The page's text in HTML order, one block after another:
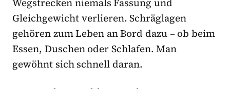
Gleichgewicht verlieren. Schräglagen
gehören zum Leben an Bord dazu – ob beim
Essen, Duschen oder Schlafen. Man
gewöhnt sich schnell daran.